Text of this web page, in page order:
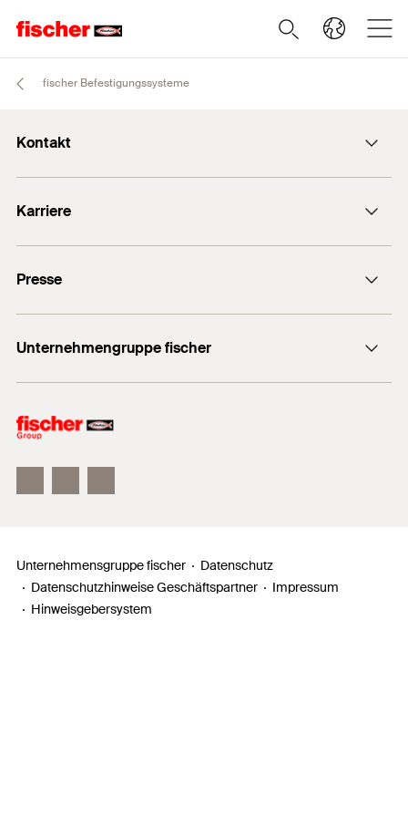
fischer Befestigungssysteme
Kontakt
+49 7443 12-0
Karriere
Gute Gründe
Ausbildung
Professionals
Presse
Mediathek
Podcasts
Unternehmengruppe fischer
Unser Leitbild
Unternehmensgruppe fischer
Datenschutz
Datenschutzhinweise Geschäftspartner
Impressum
Hinweisgebersystem